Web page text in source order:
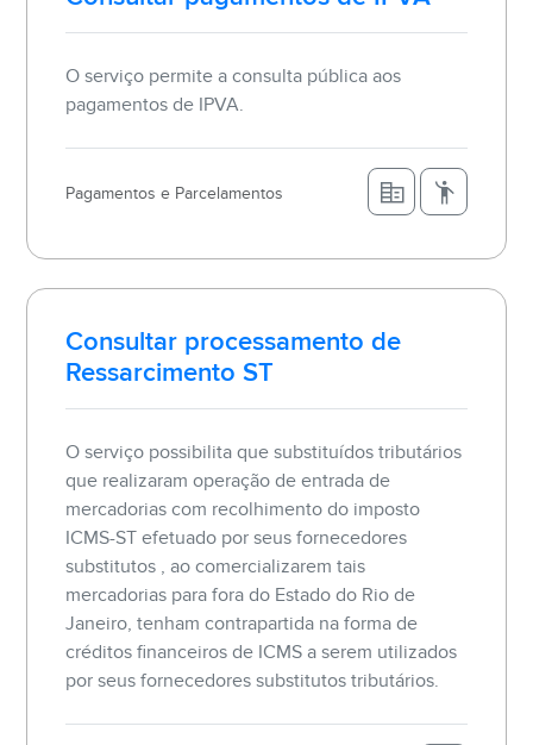
O serviço permite a consulta pública aos
pagamentos de IPVA.
Pagamentos e Parcelamentos
Consultar processamento de
Ressarcimento ST
O serviço possibilita que substituídos tributários
que realizaram operação de entrada de
mercadorias com recolhimento do imposto
ICMS-ST efetuado por seus fornecedores
substitutos , ao comercializarem tais
mercadorias para fora do Estado do Rio de
Janeiro, tenham contrapartida na forma de
créditos financeiros de ICMS a serem utilizados
por seus fornecedores substitutos tributários.